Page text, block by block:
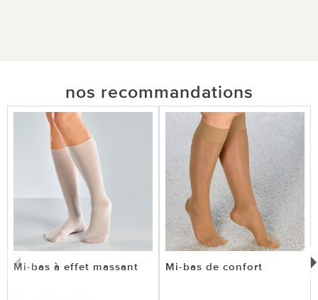
nos recommandations
Mi-bas à effet massant Mi-bas de confort